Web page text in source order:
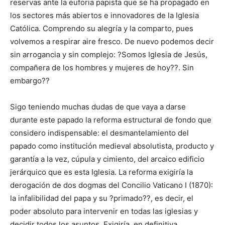
reservas ante la euforia papista que se ha propagado en
los sectores más abiertos e innovadores de la Iglesia
Católica. Comprendo su alegría y la comparto, pues
volvemos a respirar aire fresco. De nuevo podemos decir
sin arrogancia y sin complejo: ?Somos Iglesia de Jesús,
compañera de los hombres y mujeres de hoy??. Sin
embargo??
Sigo teniendo muchas dudas de que vaya a darse
durante este papado la reforma estructural de fondo que
considero indispensable: el desmantelamiento del
papado como institución medieval absolutista, producto y
garantía a la vez, cúpula y cimiento, del arcaico edificio
jerárquico que es esta Iglesia. La reforma exigiría la
derogación de dos dogmas del Concilio Vaticano I (1870):
la infalibilidad del papa y su ?primado??, es decir, el
poder absoluto para intervenir en todas las iglesias y